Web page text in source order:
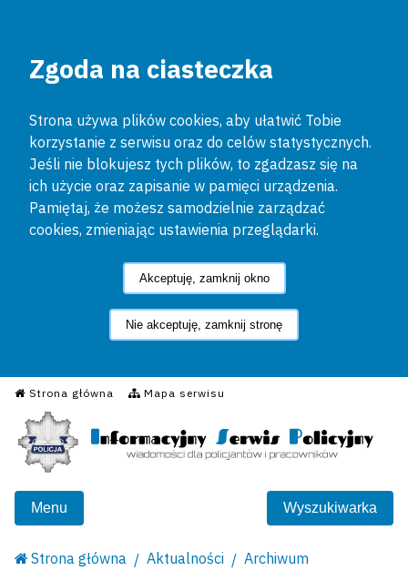
Zgoda na ciasteczka
Strona używa plików cookies, aby ułatwić Tobie
korzystanie z serwisu oraz do celów statystycznych.
Jeśli nie blokujesz tych plików, to zgadzasz się na
ich użycie oraz zapisanie w pamięci urządzenia.
Pamiętaj, że możesz samodzielnie zarządzać
cookies, zmieniając ustawienia przeglądarki.
Akceptuję, zamknij okno
Nie akceptuję, zamknij stronę
Strona główna Mapa serwisu
Informacyjny Serwis
Menu Wyszukiwarka
Strona główna Aktualności Archiwum